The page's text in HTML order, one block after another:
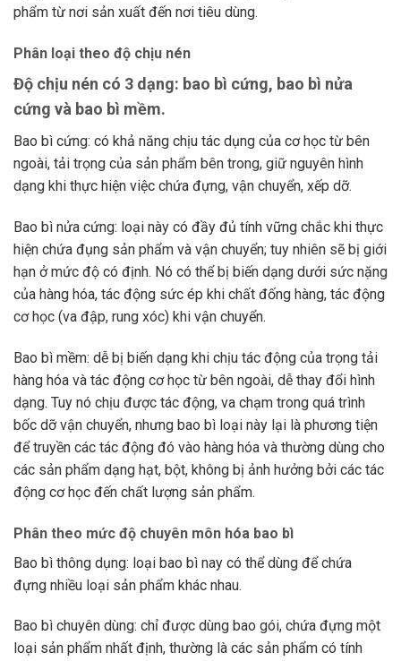
phẩm từ nơi sản xuất đến nơi tiêu dùng.
Phân loại theo độ chịu nén
Độ chịu nén có 3 dạng: bao bì cứng, bao bì nửa
cứng và bao bì mềm.
Bao bì cứng: có khả năng chịu tác dụng của cơ học từ bên
ngoài, tải trọng của sản phẩm bên trong, giữ nguyên hình
dạng khi thực hiện việc chứa đựng, vận chuyển, xếp dỡ.
Bao bì nửa cứng: loại này có đầy đủ tính vững chắc khi thực
hiện chứa đụng sản phẩm và vận chuyển; tuy nhiên sẽ bị giới
hạn ở mức độ có định. Nó có thể bị biến dạng dưới sức nặng
của hàng hóa, tác động sức ép khi chất đống hàng, tác động
cơ học (va đập, rung xóc) khi vận chuyển.
Bao bì mềm: dễ bị biến dạng khi chịu tác động của trọng tải
hàng hóa và tác động cơ học từ bên ngoài, dễ thay đổi hình
dạng. Tuy nó chịu được tác động, va chạm trong quá trình
bốc dỡ vận chuyển, nhưng bao bì loại này lại là phương tiện
để truyền các tác động đó vào hàng hóa và thường dùng cho
các sản phẩm dạng hạt, bột, không bị ảnh hưởng bởi các tác
động cơ học đến chất lượng sản phẩm.
Phân theo mức độ chuyên môn hóa bao bì
Bao bì thông dụng: loại bao bì nay có thể dùng để chứa
đựng nhiều loại sản phẩm khác nhau.
Bao bì chuyên dùng: chỉ được dùng bao gói, chứa đựng một
loại sản phẩm nhất định, thường là các sản phẩm có tính